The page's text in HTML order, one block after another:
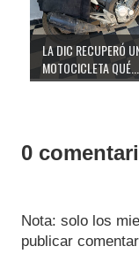
LA DIC RECUPERÓ
MOTOCICLETA QUÉ...
0
Nota: solo los
publicar